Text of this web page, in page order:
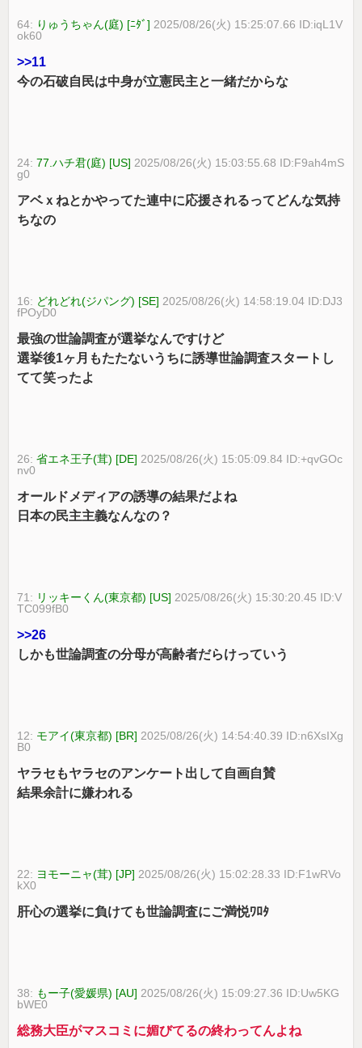
64: りゅうちゃん(庭) [ﾆﾀﾞ] 2025/08/26(火) 15:25:07.66 ID:iqL1V
ok60
>>11
今の石破自民は中身が立憲民主と一緒だからな
24:77.ハチ君(庭) [US] 2025/08/26(火) 15:03:55.68 ID:F9ah4mS
g0
アベｘねとかやってた連中に応援されるってどんな気持
ちなの
16: どれどれ(ジパング) [SE] 2025/08/26(火) 14:58:19.04 ID:DJ3
fPOyD0
最強の世論調査が選挙なんですけど
選挙後1ヶ月もたたないうちに誘導世論調査スタートし
てて笑ったよ
26:省エネ王子(茸) [DE] 2025/08/26(火) 15:05:09.84 ID:+qvGOc
nv0
オールドメディアの誘導の結果だよね
日本の民主主義なんなの？
71: リッキーくん(東京都) [US] 2025/08/26(火) 15:30:20.45 ID:V
TC099fB0
>>26
しかも世論調査の分母が高齢者だらけっていう
12: モアイ(東京都) [BR] 2025/08/26(火) 14:54:40.39 ID:n6XsIXg
B0
ヤラセもヤラセのアンケート出して自画自賛
結果余計に嫌われる
22: ヨモーニャ(茸) [JP] 2025/08/26(火) 15:02:28.33 ID:F1wRVo
kX0
肝心の選挙に負けても世論調査にご満悦ﾜﾛﾀ
38: もー子(愛媛県) [AU] 2025/08/26(火) 15:09:27.36 ID:Uw5KG
bWE0
総務大臣がマスコミに媚びてるの終わってんよね